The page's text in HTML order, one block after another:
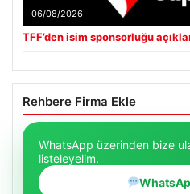
06/08/2026
TFF’den isim sponsorluğu
Rehbere Firma Ekle
WhatsApp üzerinden bize
listeleyelim.